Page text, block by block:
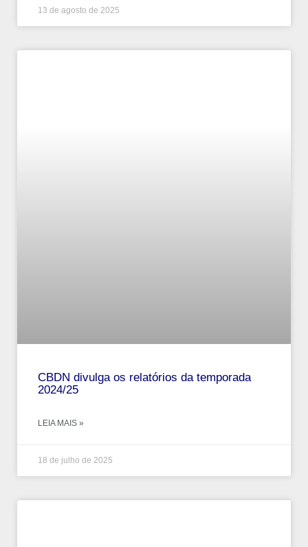
13 de agosto de 2025
CBDN divulga os relatórios da temporada
2024/25
LEIA MAIS »
18 de julho de 2025